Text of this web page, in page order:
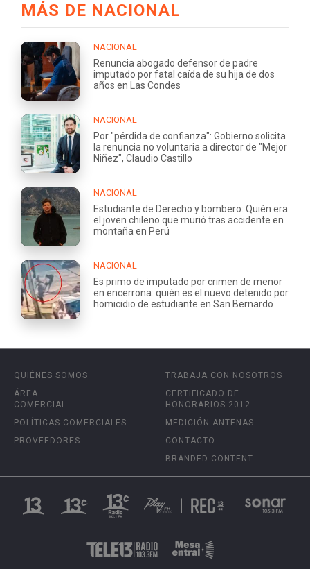
MÁS DE NACIONAL
NACIONAL
Renuncia abogado defensor de padre
imputado por fatal caída de su hija de dos
años en Las Condes
NACIONAL
Por "pérdida de confianza": Gobierno solicita
la renuncia no voluntaria a director de "Mejor
Niñez", Claudio Castillo
NACIONAL
Estudiante de Derecho y bombero: Quién era
el joven chileno que murió tras accidente en
montaña en Perú
NACIONAL
Es primo de imputado por crimen de menor
en encerrona: quién es el nuevo detenido por
homicidio de estudiante en San Bernardo
QUIÉNES SOMOS
ÁREA
COMERCIAL
POLÍTICAS COMERCIALES
PROVEEDORES
TRABAJA CON NOSOTROS
CERTIFICADO DE
HONORARIOS 2012
MEDICIÓN ANTENAS
CONTACTO
BRANDED CONTENT